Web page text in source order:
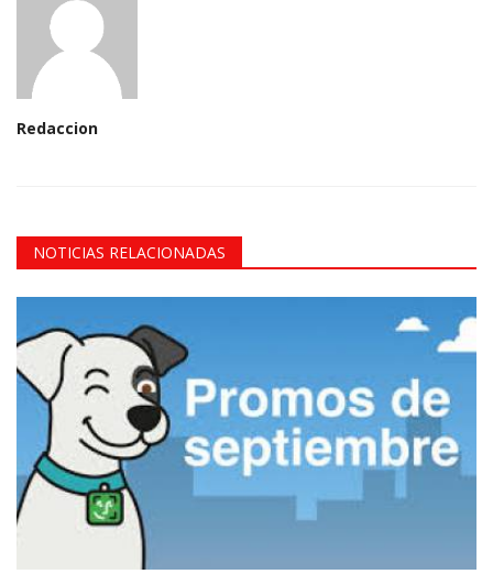
Redaccion
NOTICIAS RELACIONADAS